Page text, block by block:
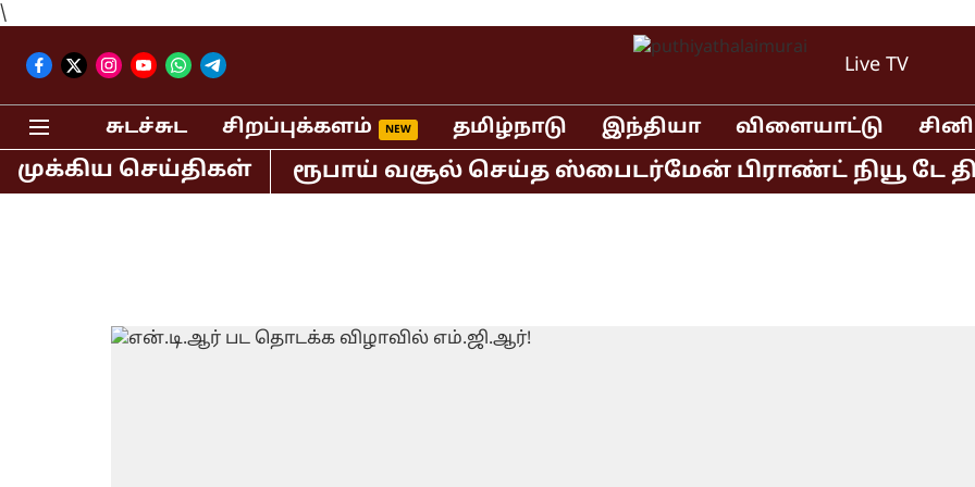
\
Live TV
சுடச்சுட சிறப்புக்களம் தமிழ்நாடு இந்தியா விளையாட்டு
முக்கிய செய்திகள்
மட்டும் 400 கோடி ரூபாய் வசூல் செய்த ஸ்பைடர்மேன் பிராண்ட் நியூ டே